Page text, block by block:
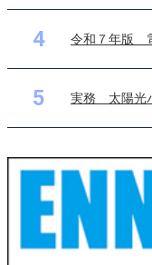
4 令和７年版
5 実務 太陽光